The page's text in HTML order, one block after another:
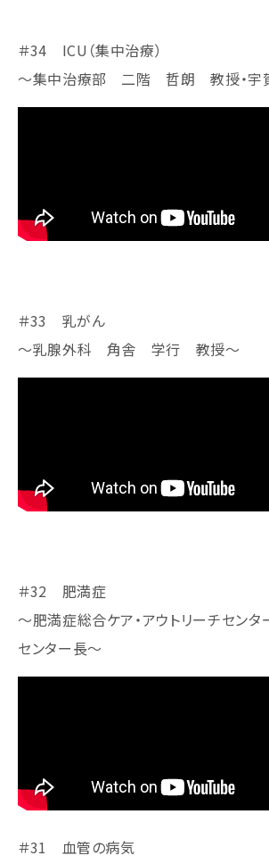
＃34 ICU（集中治療）
～集中治療部 二階 哲朗 教授・
＃33 乳がん
～乳腺外科 角舎 学行 教授～
＃32 肥満症
～肥満症総合ケア・アウトリーチセ
センター長～
＃31 血管の病気